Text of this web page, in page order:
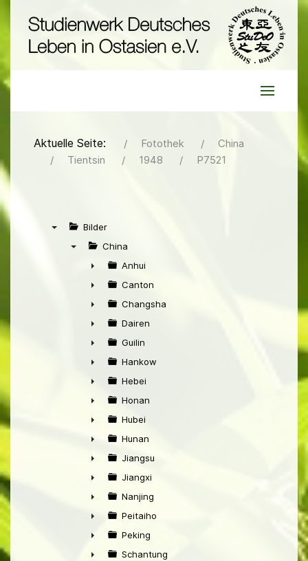
Aktuelle Seite: Fotothek
China
Tientsin
1948 P7521
Bilder
China
►
Anhui
►
Canton
►
Changsha
►
Dairen
►
Guilin
►
Hankow
►
Hebei
►
Honan
►
Hubei
►
Hunan
►
Jiangsu
►
Jiangxi
►
Nanjing
►
Peitaiho
►
Peking
Schantung